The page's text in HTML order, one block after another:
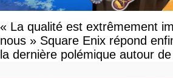
« La qualité est extrêmement
nous » Square Enix répond
la dernière polémique autour